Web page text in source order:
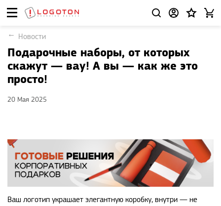
Новости
Подарочные наборы, от которых
скажут — вау! А вы — как же это
просто!
20 Мая 2025
Ваш логотип украшает элегантную коробку, внутри — не